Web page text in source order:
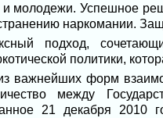
и молодежи. Успешное
наркомании.
подход,
политики,
важнейших форм
между
21 декабря 2010